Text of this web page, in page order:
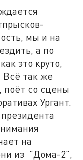
мы и на
а по
это круто,
Всё так же
поёт со сцены
Ургант.
на
из "Дома-2",